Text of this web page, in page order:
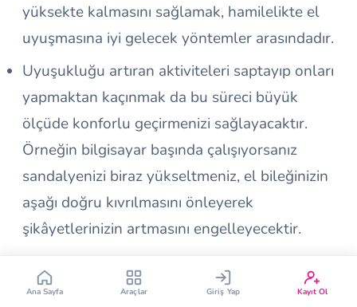
yüksekte kalmasını sağlamak, hamilelikte el
uyuşmasına iyi gelecek yöntemler arasındadır.
Uyuşukluğu artıran aktiviteleri saptayıp onları
yapmaktan kaçınmak da bu süreci büyük
ölçüde konforlu geçirmenizi sağlayacaktır.
Örneğin bilgisayar başında çalışıyorsanız
sandalyenizi biraz yükseltmeniz, el bileğinizin
aşağı doğru kıvrılmasını önleyerek
şikâyetlerinizin artmasını engelleyecektir.
B6 vitamini açısından zengin beslenmek de
Bebek Burcu Bebek Aşı Takvimi
Vücut Kitle Endeksi Gebelik Hesaplama
Yumurtlama Hesaplama Gebe Sözlüğü
Ana Sayfa Araçlar Giriş Yap Kayıt Ol